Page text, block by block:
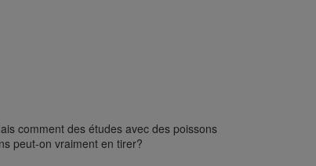
comment des études avec des poissons
peut-on vraiment en tirer?